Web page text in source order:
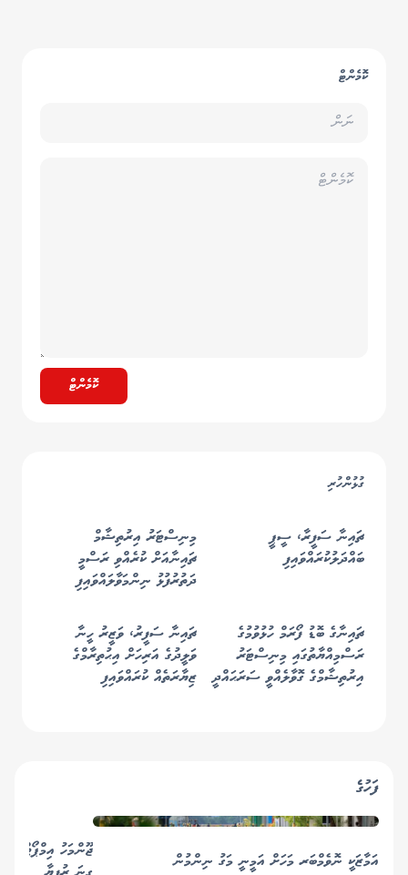
ކޮމެންޓް
ކޮމެންޓް
ގުޅުންހުރި
ޗައިނާ ސަފީރާ، ސީޕީ
ބައްދަލުކުރައްވައިފި
މިނިސްޓަރު އިރުތިޝާމް
ޗައިނާއަށް ކުރެއްވި ރަސްމީ
ދަތުރުފުޅު ނިންމަވާލައްވައިފި
ޗައިނާގެ ބޮޑު ފޯރަމް ހުޅުވުމުގެ
ރަސްމިއްޔާތުގައި މިނިސްޓަރު
އިރުތިޝާމްގެ ގޮވާލެއްވީ ސަރަޙައްދީ
ޗައިނާ ސަފީރު، ވަޒީރު ހީނާ
ވަލީދުގެ އަރިހަށް އިޙުތިރާމްގެ
ޒިޔާރަތެއް ކުރައްވައިފި
ފަހުގެ
އަމާޒަކީ ނޮވެމްބަރ މަހަށް އަމީނީ މަގު ނިންމުން